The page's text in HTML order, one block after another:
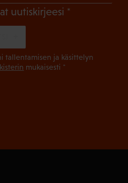
uutiskirjeesi (Pakollinen)
tallentamisen ja käsittelyn
mukaisesti *